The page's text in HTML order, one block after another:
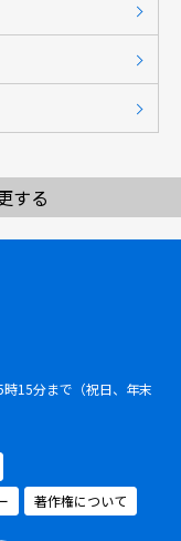
する
15分まで（祝日、年末
著作権について